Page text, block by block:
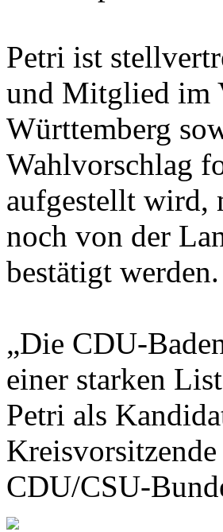
Petri ist
und Mitglied im
Württemberg
Wahlvorschlag
aufgestellt wird,
noch von der
bestätigt werden.
„Die CDU-
einer starken
Petri als
CDU/CSU-